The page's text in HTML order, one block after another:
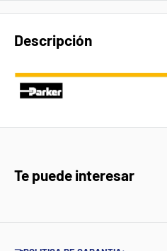
Descripción
Te puede interesar